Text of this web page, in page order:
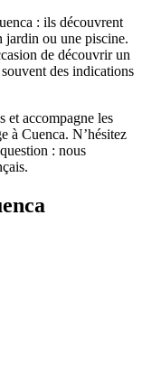
: ils découvrent
jardin ou une piscine.
de découvrir un
des indications
et accompagne les
à Cuenca. N’hésitez
: nous